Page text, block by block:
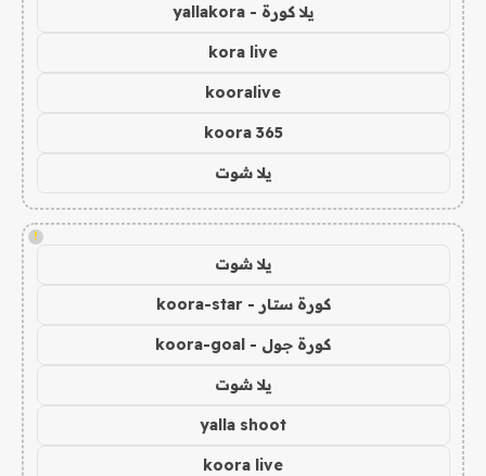
يلا كورة - yallakora
kora live
kooralive
koora 365
يلا شوت
!
يلا شوت
كورة ستار - koora-star
كورة جول - koora-goal
يلا شوت
yalla shoot
koora live